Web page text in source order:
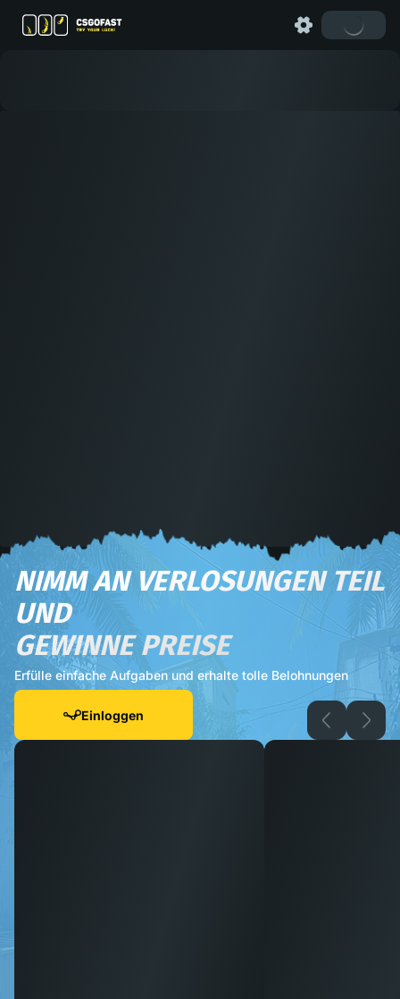
NIMM AN VERLOSUNGEN TEIL
UND
GEWINNE PREISE
Erfülle einfache Aufgaben und erhalte tolle Belohnungen
Einloggen